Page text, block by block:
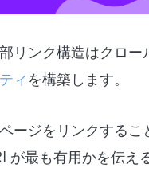
リンク構造はクロー
ィ を構築します。
ージをリンクするこ
最も有用かを伝え